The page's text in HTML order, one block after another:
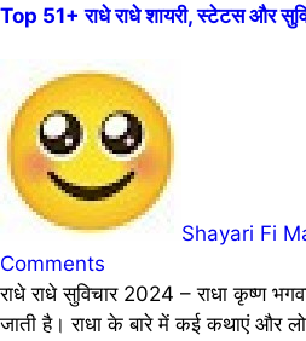
Top 51+ राधे राधे शायरी, स्टेटस और
Shayari Fi
Comments
राधे राधे सुविचार 2024 – राधा कृष्ण भगवान की प्रिय और परम भक्त मानी
जाती है। राधा के बारे में कई कथाएं और